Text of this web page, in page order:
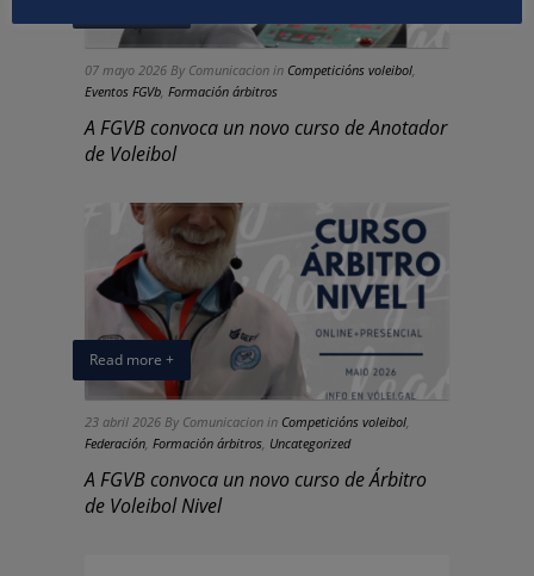
07 mayo 2026 By Comunicacion in Competicións voleibol
Eventos FGVb Formación árbitros
A FGVB convoca un novo curso de Anotador
de Voleibol
Read more +
23 abril 2026 By Comunicacion in Competicións voleibol,
Federación, Formación árbitros, Uncategorized
A FGVB convoca un novo curso de Árbitro
de Voleibol Nivel